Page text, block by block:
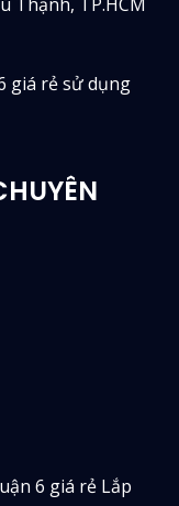
giá rẻ sử dụng
6 giá rẻ Lắp